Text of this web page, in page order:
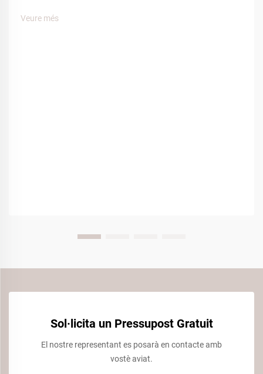
Veure més
Sol·licita un Pressupost Gratuit
El nostre representant es posarà en contacte amb
vostè aviat.